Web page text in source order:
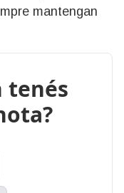
mantengan
tenés